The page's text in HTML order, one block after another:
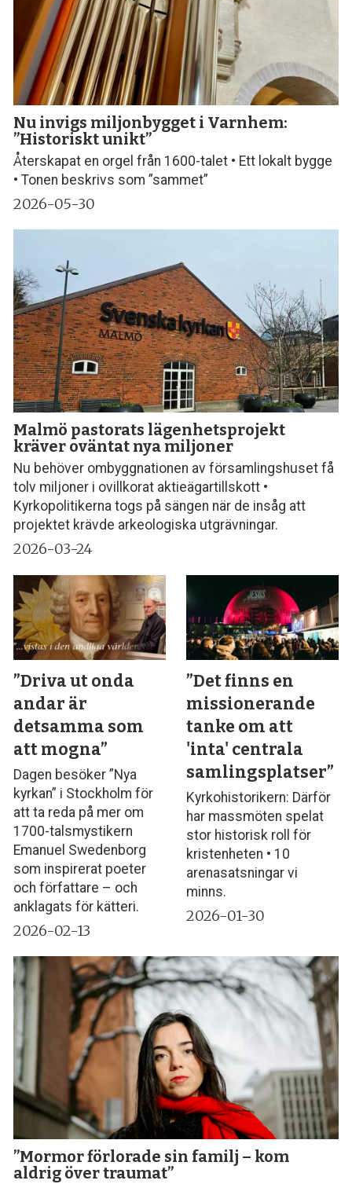
Nu invigs miljonbygget i Varnhem:
”Historiskt unikt”
Återskapat en orgel från 1600-talet • Ett lokalt bygge
• Tonen beskrivs som ”sammet”
2026-05-30
Malmö pastorats lägenhets­projekt
kräver oväntat nya miljoner
Nu behöver ombyggnationen av församlingshuset få
tolv miljoner i ovillkorat aktieägartillskott •
Kyrkopolitikerna togs på sängen när de insåg att
projektet krävde arkeologiska utgrävningar.
2026-03-24
”Driva ut onda
andar är
detsamma som
att mogna”
Dagen besöker ”Nya
kyrkan” i Stockholm för
att ta reda på mer om
1700-talsmystikern
Emanuel Swedenborg
som inspirerat poeter
och författare – och
anklagats för kätteri.
2026-02-13
”Det finns en
missionerande
tanke om att
'inta' centrala
samlingsplatser”
Kyrkohistorikern: Därför
har massmöten spelat
stor historisk roll för
kristenheten • 10
arenasatsningar vi
minns.
2026-01-30
”Mormor förlorade sin familj – kom
aldrig över traumat”